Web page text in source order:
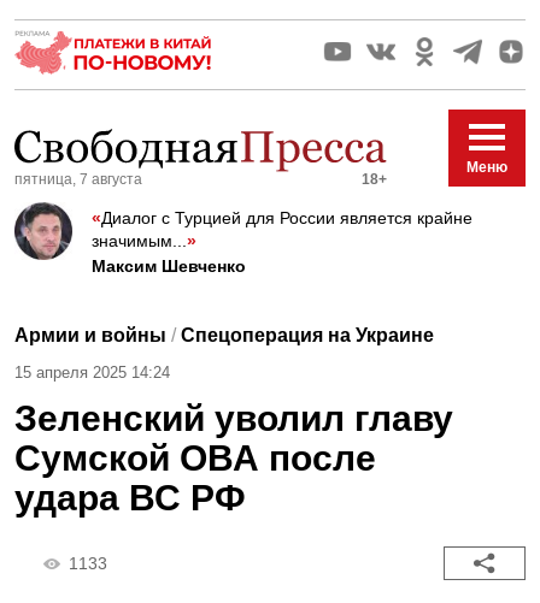
18+
пятница, 7 августа
Меню
«Диалог с Турцией для России является крайне
значимым... »
Максим Шевченко
Армии и войны /Спецоперация на Украине
15 апреля 2025 14:24
Зеленский уволил главу
Сумской ОВА после
удара ВС РФ
1133